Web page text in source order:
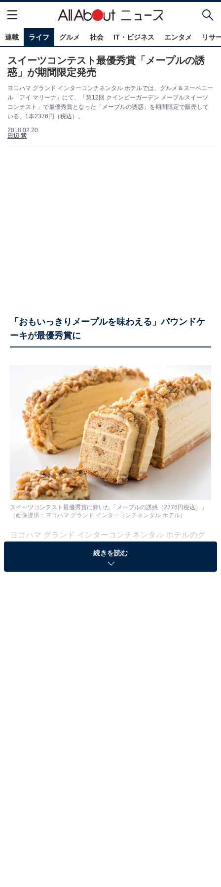
連載 ライフ グルメ 社会 IT・ビジネス エンタメ リサ
スイーツコンテスト最優秀賞「メープルの誘
惑」が期間限定発売
ヨコハマ グランド インターコンチネンタル ホテルでは、グルメ＆スーベニー
ル「アイ マリーナ」にて、「第12回 クインビーガーデン メープルスイーツ
コンテスト」で最優秀賞となった「メープルの誘惑」を期間限定で販売して
いる。1本2376円（税込）。
2018.02.20
田辺 紫
「おもいっきりメープルを味わえる」パウンドケ
ーキが最優秀賞に
スイーツコンテスト最優秀賞に輝いた「メープルの誘惑（2376円税込）」
（画像提供：ヨコハマ グランド インターコンチネンタル ホテル）
ヨコハマ グランド インターコンチネンタル ホテルのグ
ルメ＆スーベニール「アイ マリーナ」にて、2017年10
月に行われた「第12回 クインビーガーデン メープルス
続きを読む